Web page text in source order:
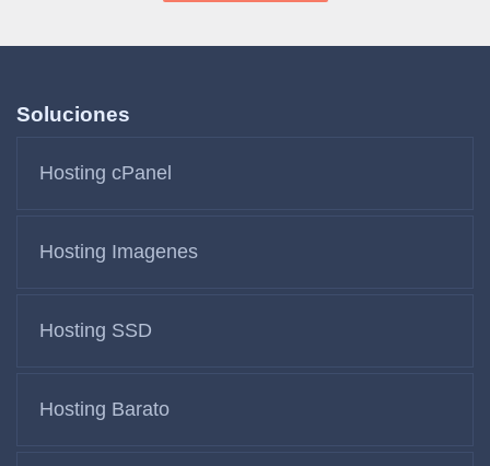
Soluciones
Hosting cPanel
Hosting Imagenes
Hosting SSD
Hosting Barato